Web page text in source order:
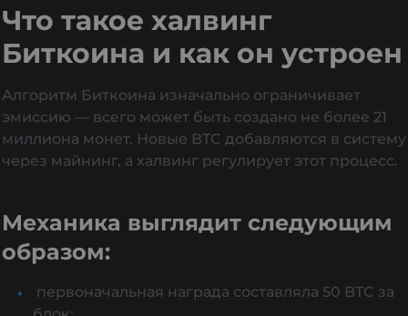
Что такое халвинг
Биткоина и как он устроен
Алгоритм Биткоина изначально ограничивает
эмиссию — всего может быть создано не более 21
миллиона монет. Новые BTC добавляются в систему
через майнинг, а халвинг регулирует этот процесс.
Механика выглядит следующим
образом:
первоначальная награда составляла 50 BTC за